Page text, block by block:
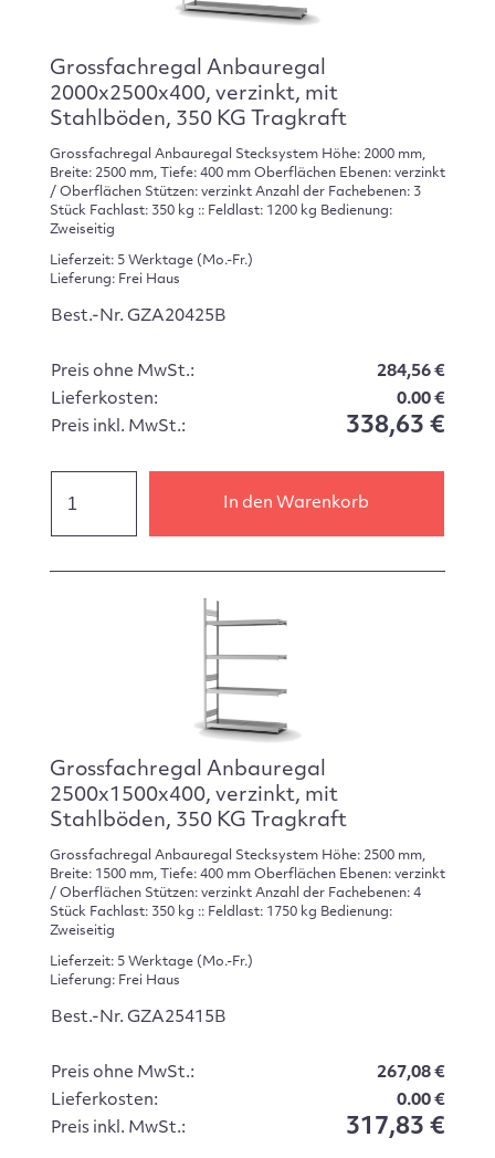
Grossfachregal Anbauregal
2000x2500x400, verzinkt, mit
Stahlböden, 350 KG Tragkraft
Grossfachregal Anbauregal Stecksystem Höhe: 2000 mm,
Breite: 2500 mm, Tiefe: 400 mm Oberflächen Ebenen: verzinkt
/ Oberflächen Stützen: verzinkt Anzahl der Fachebenen: 3
Stück Fachlast: 350 kg :: Feldlast: 1200 kg Bedienung:
Zweiseitig
Lieferzeit: 5 Werktage (Mo.-Fr.)
Lieferung: Frei Haus
Best.-Nr. GZA20425B
Preis ohne MwSt.:
284,56 €
Lieferkosten:
0.00 €
Preis inkl. MwSt.:
338,63 €
In den Warenkorb
Grossfachregal Anbauregal
2500x1500x400, verzinkt, mit
Stahlböden, 350 KG Tragkraft
Grossfachregal Anbauregal Stecksystem Höhe: 2500 mm,
Breite: 1500 mm, Tiefe: 400 mm Oberflächen Ebenen: verzinkt
/ Oberflächen Stützen: verzinkt Anzahl der Fachebenen: 4
Stück Fachlast: 350 kg :: Feldlast: 1750 kg Bedienung:
Zweiseitig
Lieferzeit: 5 Werktage (Mo.-Fr.)
Lieferung: Frei Haus
Best.-Nr. GZA25415B
Preis ohne MwSt.:
267,08 €
Lieferkosten:
0.00 €
Preis inkl. MwSt.:
317,83 €